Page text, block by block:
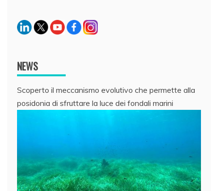
NEWS
Scoperto il meccanismo evolutivo che permette alla
posidonia di sfruttare la luce dei fondali marini